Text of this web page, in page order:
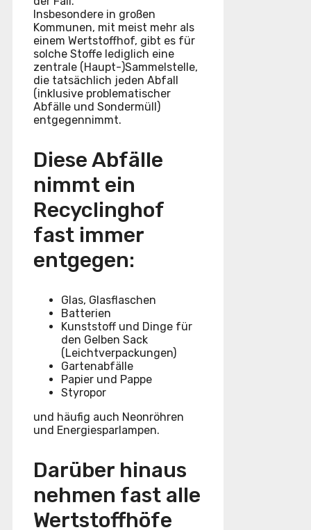
Insbesondere in großen
Kommunen, mit meist mehr als
einem Wertstoffhof, gibt es für
solche Stoffe lediglich eine
zentrale (Haupt-)Sammelstelle,
die tatsächlich jeden Abfall
(inklusive problematischer
Abfälle und Sondermüll)
entgegennimmt.
Diese Abfälle
nimmt ein
Recyclinghof
fast immer
entgegen:
Glas, Glasflaschen
Batterien
Kunststoff und Dinge für
den Gelben Sack
(Leichtverpackungen)
Gartenabfälle
Papier und Pappe
Styropor
und häufig auch Neonröhren
und Energiesparlampen.
Darüber hinaus
nehmen fast alle
Wertstoffhöfe